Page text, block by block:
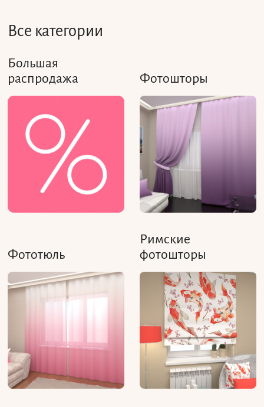
Все категории
Большая
распродажа
Фотошторы
Фототюль
Римские
фотошторы